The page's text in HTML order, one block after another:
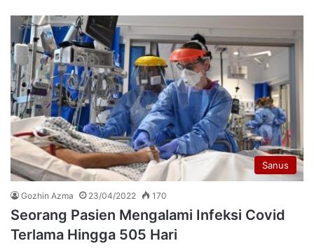
Sanus
Gozhin Azma 23/04/2022 170
Seorang Pasien Mengalami Infeksi Covid
Terlama Hingga 505 Hari